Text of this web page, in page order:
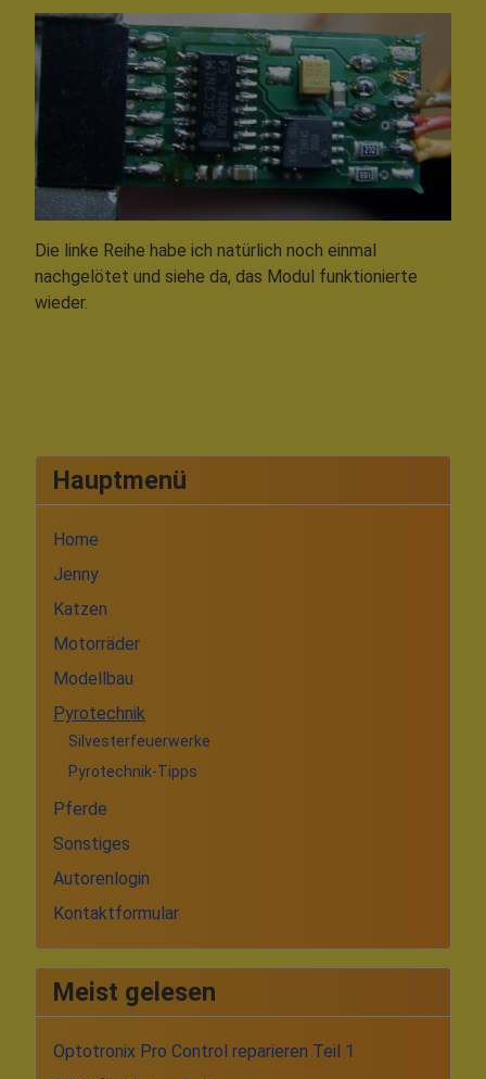
Die linke Reihe habe ich natürlich noch einmal
nachgelötet und siehe da, das Modul funktionierte
wieder.
Hauptmenü
Home
Jenny
Katzen
Motorräder
Modellbau
Pyrotechnik
Silvesterfeuerwerke
Pyrotechnik-Tipps
Pferde
Sonstiges
Autorenlogin
Kontaktformular
Meist gelesen
Optotronix Pro Control reparieren Teil 1